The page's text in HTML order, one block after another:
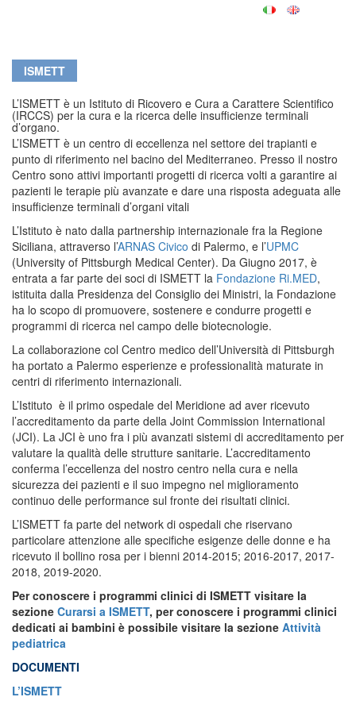
ISMETT
L’ISMETT è un Istituto di Ricovero e Cura a Carattere Scientifico
(IRCCS) per la cura e la ricerca delle insufficienze terminali
d’organo.
L’ISMETT è un centro di eccellenza nel settore dei trapianti e
punto di riferimento nel bacino del Mediterraneo. Presso il nostro
Centro sono attivi importanti progetti di ricerca volti a garantire ai
pazienti le terapie più avanzate e dare una risposta adeguata alle
insufficienze terminali d’organi vitali
L’Istituto è nato dalla partnership internazionale fra la Regione
Siciliana, attraverso l’ARNAS Civico di Palermo, e l’UPMC
(University of Pittsburgh Medical Center). Da Giugno 2017, è
entrata a far parte dei soci di ISMETT la Fondazione Ri.MED,
istituita dalla Presidenza del Consiglio dei Ministri, la Fondazione
ha lo scopo di promuovere, sostenere e condurre progetti e
programmi di ricerca nel campo delle biotecnologie.
La collaborazione col Centro medico dell’Università di Pittsburgh
ha portato a Palermo esperienze e professionalità maturate in
centri di riferimento internazionali.
L’Istituto è il primo ospedale del Meridione ad aver ricevuto
l’accreditamento da parte della Joint Commission International
(JCI). La JCI è uno fra i più avanzati sistemi di accreditamento per
valutare la qualità delle strutture sanitarie. L’accreditamento
conferma l’eccellenza del nostro centro nella cura e nella
sicurezza dei pazienti e il suo impegno nel miglioramento
continuo delle performance sul fronte dei risultati clinici.
L’ISMETT fa parte del network di ospedali che riservano
particolare attenzione alle specifiche esigenze delle donne e ha
ricevuto il bollino rosa per i bienni 2014-2015; 2016-2017, 2017-
2018, 2019-2020.
Per conoscere i programmi clinici di ISMETT visitare la
sezione Curarsi a ISMETT, per conoscere i programmi clinici
dedicati ai bambini è possibile visitare la sezione Attività
pediatrica
DOCUMENTI
L’ISMETT